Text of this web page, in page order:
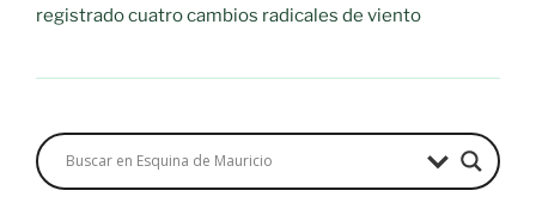
registrado cuatro cambios radicales de viento